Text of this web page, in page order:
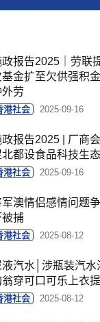
政报告2025｜劳联
基金扩至欠供强积
外劳
港社会 2025-09-16
政报告2025 | 厂商
北都设食品科技生
港社会 2025-09-16
军澳情侣感情问题
被捕
港社会 2025-08-12
液汽水│涉瓶装汽水
翁穿可口可乐上衣
港社会 2025-08-12